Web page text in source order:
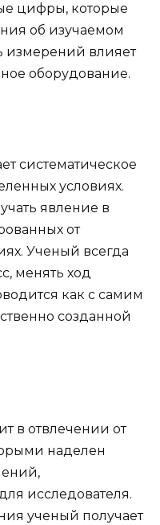
цифры, которые
об изучаемом
измерений влияет
оборудование.
систематическое
условиях.
явление в
от
Ученый всегда
менять ход
как с самим
созданной
в отвлечении от
наделен
исследователя.
ученый получает